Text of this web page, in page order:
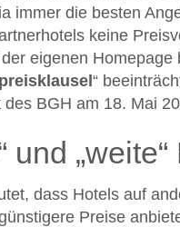
immer die besten
keine
eigenen
“
des BGH am 18. Mai
und
dass Hotels auf
Preise